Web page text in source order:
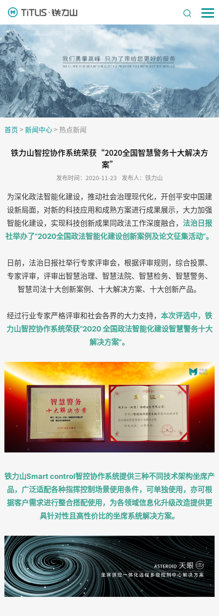
首页 > 新闻中心> 热点新闻
铁力山智控协作系统荣获“2020全国智慧警务十大解决方
案”
发布时间：2020-11-23 发布人：铁力山
为深化政法智能化建设，推动社会治理现代化，开创平安中国建
设新局面，对新的科技应用和成熟方案进行成果展示，大力加强
智能化建设，实现科技创新成果同政法工作深度融合， 法治日报
社举办了“2020全国政法智能化建设创新案例及论文征集活动”。
日前，法治日报社举行专家评审会，根据评审规则，综合投票、
专家评审，评审出智慧治理、智慧法院、智慧检务、智慧警务、
智慧司法十大创新案例、十大解决方案、十大创新产品。
经过行业专家严格评审和社会各界的大力支持， 本次评选中，铁
力山智控协作系统荣获“2020 全国政法智能化建设智慧警务十大
解决方案”。
铁力山Smart control智控协作系统提供三种不同技术架构坐席产
品，广泛适配各种指挥控制场景使用条件，可单独使用，亦可根
据客户需求进行整合搭配使用，为各领域信息化升级改造提供更
具针对性且高性价比的坐席系统解决方案。